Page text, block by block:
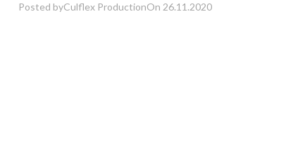
Posted byCulflex ProductionOn 26.11.2020